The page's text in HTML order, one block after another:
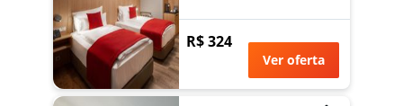
R$ 324
Ver oferta